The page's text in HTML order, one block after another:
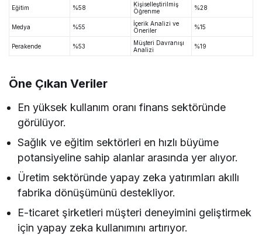
Eğitim %58
Kişiselleştirilmiş
Öğrenme
%28
Medya %55
İçerik Analizi ve
Öneriler
%15
Perakende %53
Müşteri Davranışı
Analizi
%19
Öne Çıkan Veriler
En yüksek kullanım oranı finans sektöründe
görülüyor.
Sağlık ve eğitim sektörleri en hızlı büyüme
potansiyeline sahip alanlar arasında yer alıyor.
Üretim sektöründe yapay zeka yatırımları akıllı
fabrika dönüşümünü destekliyor.
E-ticaret şirketleri müşteri deneyimini geliştirmek
için yapay zeka kullanımını artırıyor.